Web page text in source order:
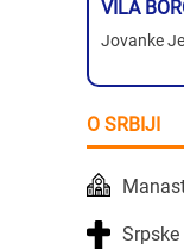
VILA
Jovanke
O SRBIJI